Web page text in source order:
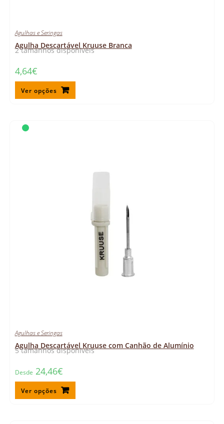
2 tamanhos disponíveis
Agulhas e Seringas
Agulha Descartável Kruuse Branca
4,64€
Ver opções
5 tamanhos disponíveis
Agulhas e Seringas
Agulha Descartável Kruuse com Canhão de Alumínio
Desde 24,46€
Ver opções